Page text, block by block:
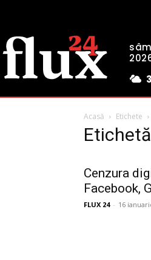
Acasă Etichete
Cenzura
Facebook,
FLUX 24 - 16